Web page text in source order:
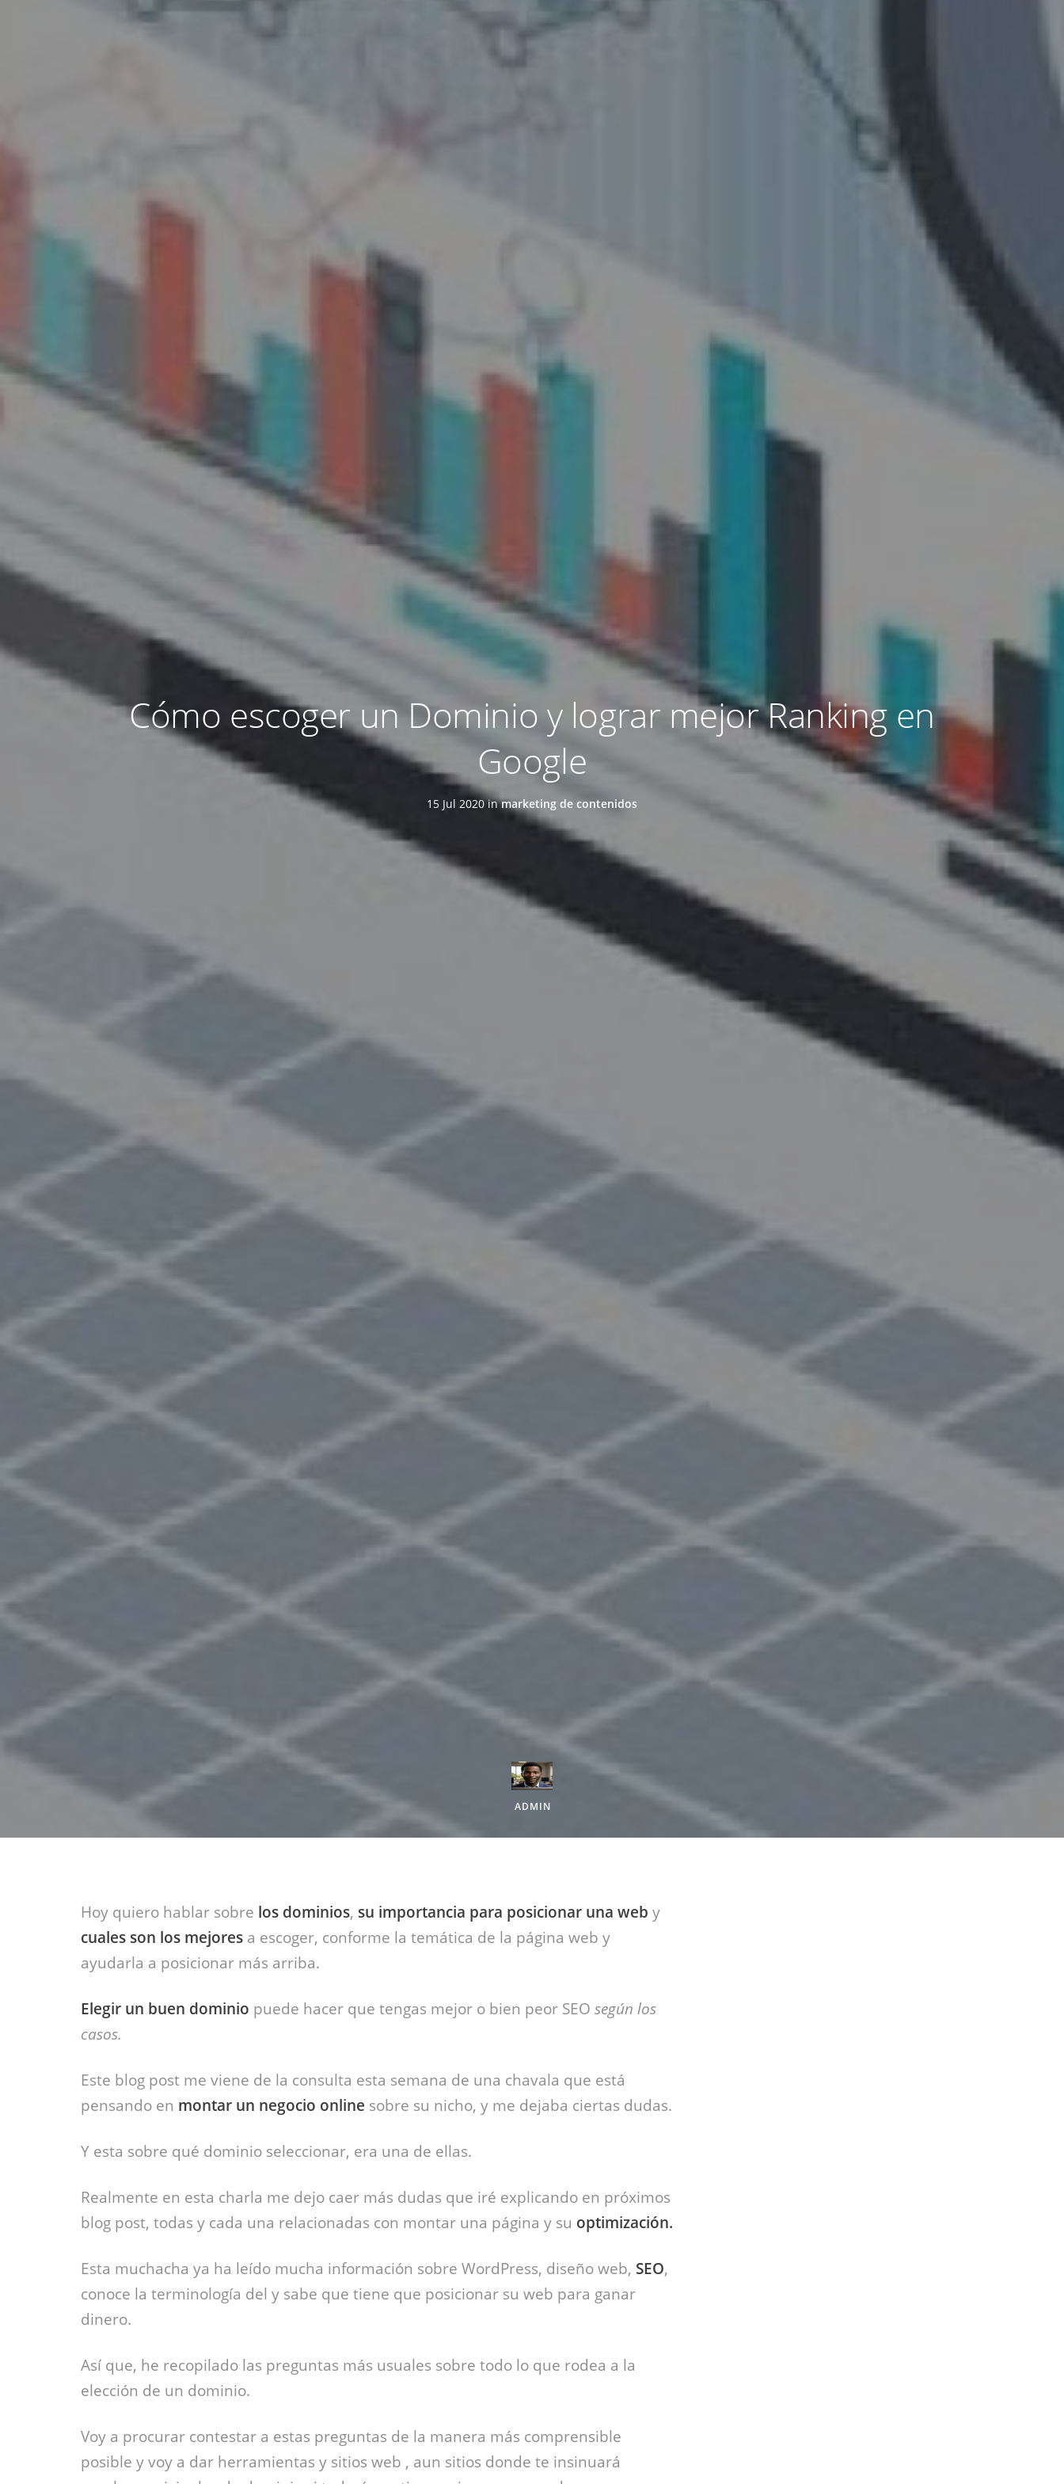
Cómo escoger un Dominio y lograr mejor Ranking en
Google
15 Jul 2020 inmarketing de contenidos
ADMIN
Hoy quiero hablar sobre los dominios, su importancia para posicionar una web y
cuales son los mejores a escoger, conforme la temática de la página web y
ayudarla a posicionar más arriba.
Elegir un buen dominio puede hacer que tengas mejor o bien peor SEO según los
casos.
Este blog post me viene de la consulta esta semana de una chavala que está
pensando en montar un negocio online sobre su nicho, y me dejaba ciertas dudas.
Y esta sobre qué dominio seleccionar, era una de ellas.
Realmente en esta charla me dejo caer más dudas que iré explicando en próximos
blog post, todas y cada una relacionadas con montar una página y su optimización.
Esta muchacha ya ha leído mucha información sobre WordPress, diseño web, SEO,
conoce la terminología del y sabe que tiene que posicionar su web para ganar
dinero.
Así que, he recopilado las preguntas más usuales sobre todo lo que rodea a la
elección de un dominio.
Voy a procurar contestar a estas preguntas de la manera más comprensible
posible y voy a dar herramientas y sitios web , aun sitios donde te insinuará